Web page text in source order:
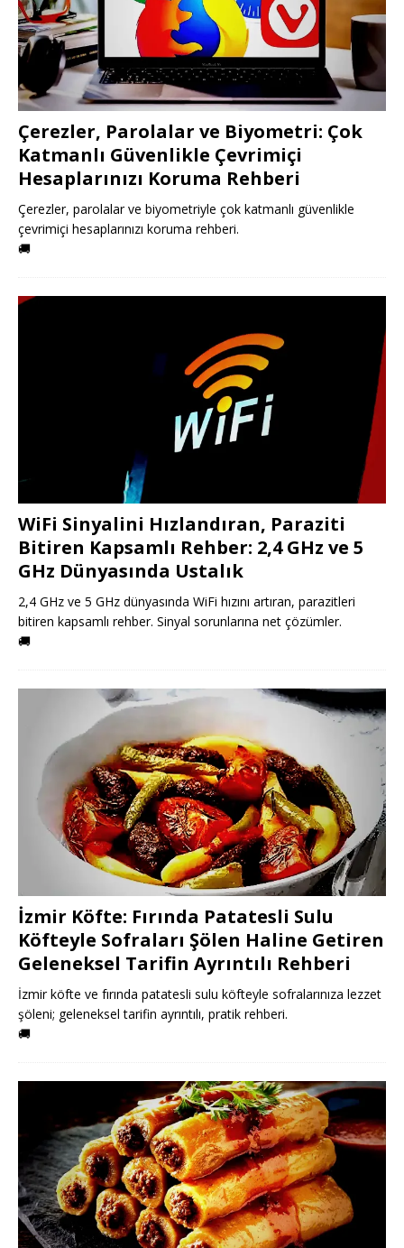
Çerezler, Parolalar ve Biyometri: Çok
Katmanlı Güvenlikle Çevrimiçi
Hesaplarınızı Koruma Rehberi
Çerezler, parolalar ve biyometriyle çok katmanlı güvenlikle
çevrimiçi hesaplarınızı koruma rehberi.
🚚
WiFi Sinyalini Hızlandıran, Paraziti
Bitiren Kapsamlı Rehber: 2,4 GHz ve 5
GHz Dünyasında Ustalık
2,4 GHz ve 5 GHz dünyasında WiFi hızını artıran, parazitleri
bitiren kapsamlı rehber. Sinyal sorunlarına net çözümler.
🚚
İzmir Köfte: Fırında Patatesli Sulu
Köfteyle Sofraları Şölen Haline Getiren
Geleneksel Tarifin Ayrıntılı Rehberi
İzmir köfte ve fırında patatesli sulu köfteyle sofralarınıza lezzet
şöleni; geleneksel tarifin ayrıntılı, pratik rehberi.
🚚